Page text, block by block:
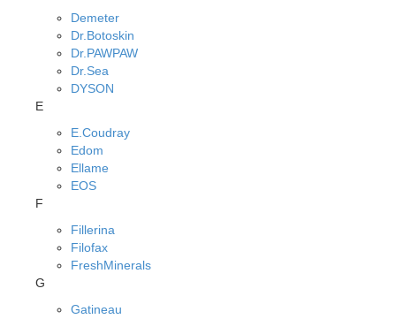
Demeter
Dr.Botoskin
Dr.PAWPAW
Dr.Sea
DYSON
E
E.Coudray
Edom
Ellame
EOS
F
Fillerina
Filofax
FreshMinerals
G
Gatineau